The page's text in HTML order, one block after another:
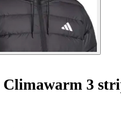
Climawarm 3